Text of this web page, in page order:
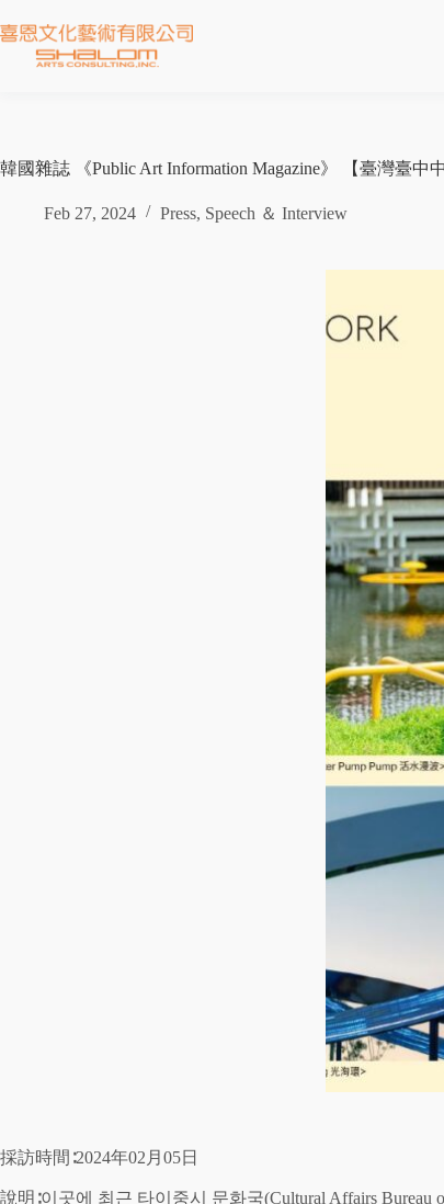
韓國雜誌 《Public Art Information Magazine》 【臺灣臺中
Feb 27, 2024 Press, Speech ＆ Interview
採訪時間∶2024年02月05日
說明∶이곳에 최근 타이중시 문화국(Cultural Affairs